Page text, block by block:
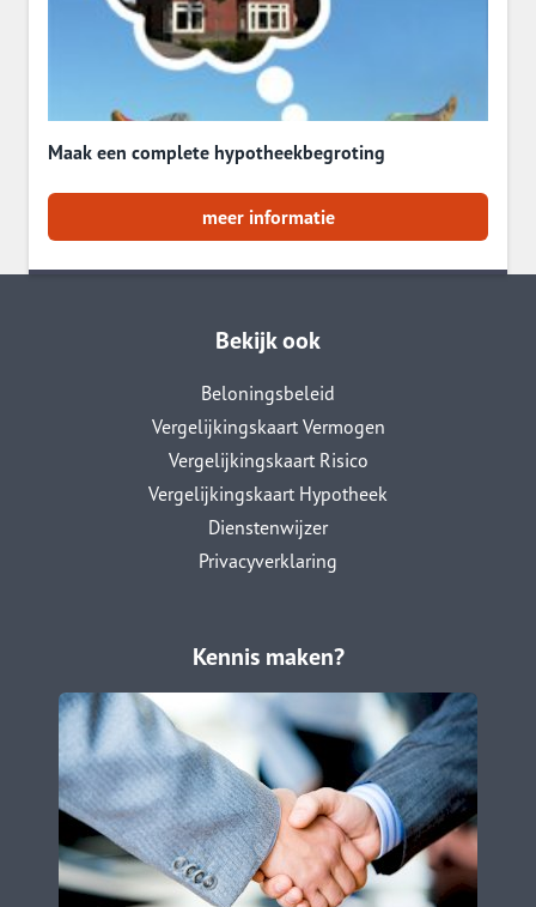
Maak een complete hypotheekbegroting
meer informatie
Bekijk ook
Beloningsbeleid
Vergelijkingskaart Vermogen
Vergelijkingskaart Risico
Vergelijkingskaart Hypotheek
Dienstenwijzer
Privacyverklaring
Kennis maken?